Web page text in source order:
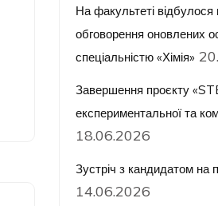
На факультеті відбулося
обговорення оновлених
спеціальністю «Хімія»
Завершення проєкту
експериментальної та
18.06.2026
Зустріч з кандидатом
14.06.2026